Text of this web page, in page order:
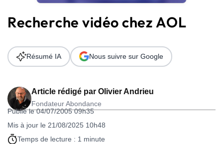
Solutions
Ressources
Audit SEO
Recherche vidéo chez AOL
Article rédigé par Olivier Andrieu
Fondateur Abondance
Publié le 04/07/2005 09h35
Mis à jour le 21/08/2025 10h48
Temps de lecture : 1 minute
Résumé IA Nous suivre sur Google